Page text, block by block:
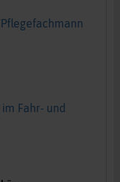
Fahr- und